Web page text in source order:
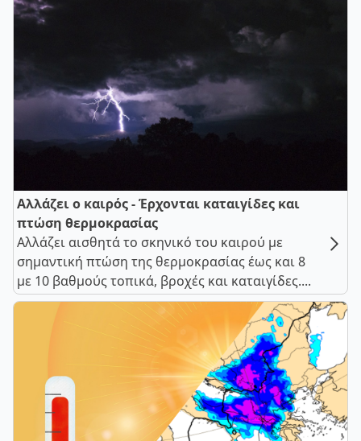
Αλλάζει ο καιρός - Έρχονται καταιγίδες και
πτώση θερμοκρασίας
Αλλάζει αισθητά το σκηνικό του καιρού με
σημαντική πτώση της θερμοκρασίας έως και 8
με 10 βαθμούς τοπικά, βροχές και καταιγίδες....